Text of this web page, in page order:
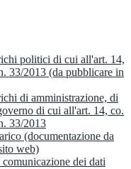
politici di cui all'art. 14,
33/2013 (da pubblicare in
di amministrazione, di
di cui all'art. 14, co.
33/2013
(documentazione da
web)
dei dati